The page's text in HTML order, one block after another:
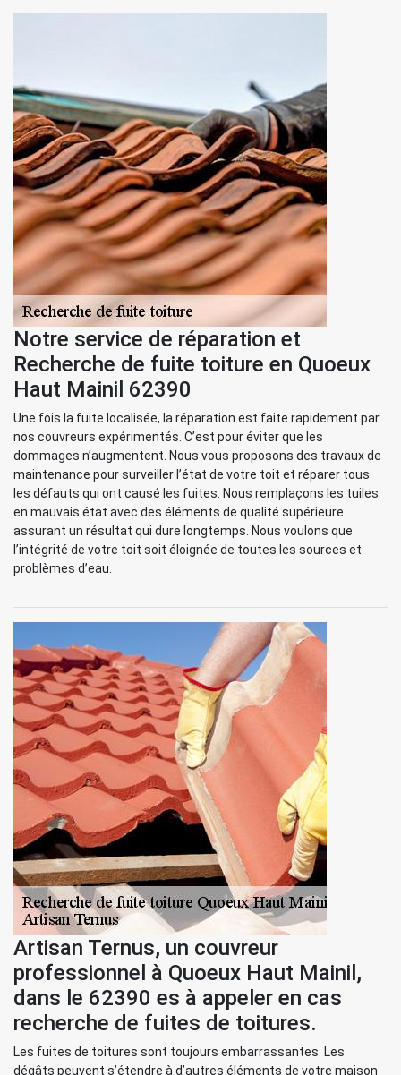
Notre service de réparation et
Recherche de fuite toiture en Quoeux
Haut Mainil 62390
Une fois la fuite localisée, la réparation est faite rapidement par
nos couvreurs expérimentés. C’est pour éviter que les
dommages n’augmentent. Nous vous proposons des travaux de
maintenance pour surveiller l’état de votre toit et réparer tous
les défauts qui ont causé les fuites. Nous remplaçons les tuiles
en mauvais état avec des éléments de qualité supérieure
assurant un résultat qui dure longtemps. Nous voulons que
l’intégrité de votre toit soit éloignée de toutes les sources et
problèmes d’eau.
Artisan Ternus, un couvreur
professionnel à Quoeux Haut Mainil,
dans le 62390 es à appeler en cas
recherche de fuites de toitures.
Les fuites de toitures sont toujours embarrassantes. Les
dégâts peuvent s’étendre à d’autres éléments de votre maison